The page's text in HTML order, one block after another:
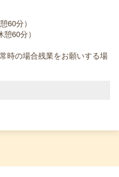
60分）
60分）
時の場合残業をお願いする場